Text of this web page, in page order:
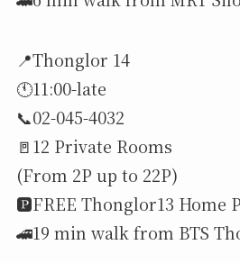
📍Thonglor 14
🕚11:00-late
📞02-045-4032
🚪12 Private Rooms
(From 2P up to 22P)
🅿️FREE Thonglor13 Home
🚄19 min walk from BTS